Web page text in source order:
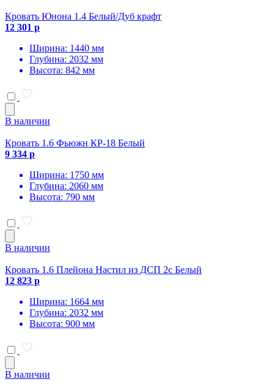
Кровать Юнона 1.4 Белый/Дуб крафт
12 301 р
Ширина: 1440 мм
Глубина: 2032 мм
Высота: 842 мм
В наличии
Кровать 1.6 Фьюжн КР-18 Белый
9 334 р
Ширина: 1750 мм
Глубина: 2060 мм
Высота: 790 мм
В наличии
Кровать 1.6 Плейона Настил из ДСП 2с Белый
12 823 р
Ширина: 1664 мм
Глубина: 2032 мм
Высота: 900 мм
В наличии